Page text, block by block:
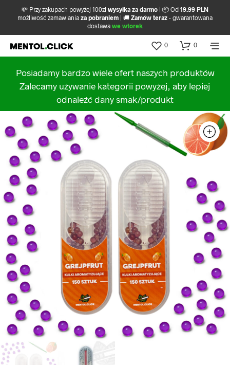
💸 Przy zakupach powyżej 100zł wysyłka za darmo | 📦 Od 19.99 PLN
możliwość zamawiania za pobraniem | 🚚 Zamów teraz - gwarantowana
dostawa we wtorek
0 0
Posiadamy bardzo wiele ofert naszych produktów
Zalecamy używanie kategorii powyżej, aby lepiej
odnaleźć dany smak/produkt